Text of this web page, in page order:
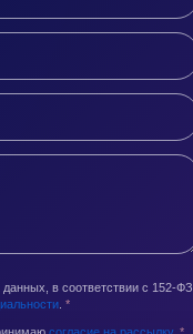
в соответствии с 152-ФЗ,
*